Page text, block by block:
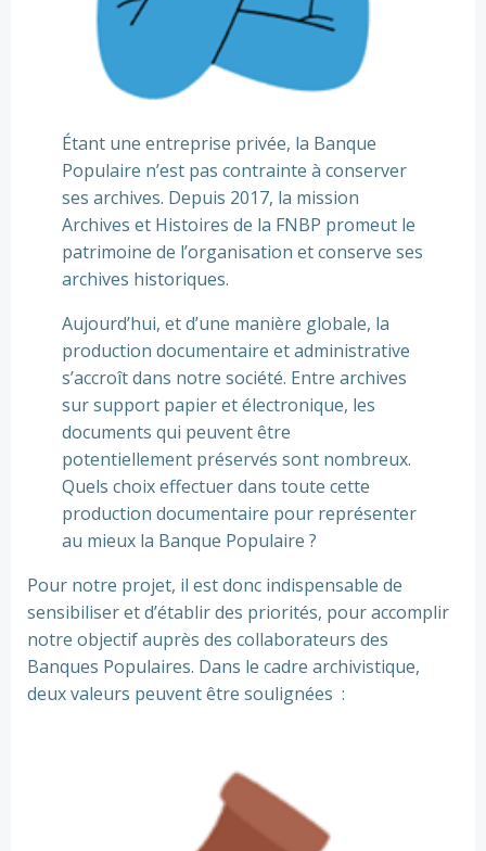
Étant une entreprise privée, la Banque
Populaire n’est pas contrainte à conserver
ses archives. Depuis 2017, la mission
Archives et Histoires de la FNBP promeut le
patrimoine de l’organisation et conserve ses
archives historiques.
Aujourd’hui, et d’une manière globale, la
production documentaire et administrative
s’accroît dans notre société. Entre archives
sur support papier et électronique, les
documents qui peuvent être
potentiellement préservés sont nombreux.
Quels choix effectuer dans toute cette
production documentaire pour représenter
au mieux la Banque Populaire ?
Pour notre projet, il est donc indispensable de
sensibiliser et d’établir des priorités, pour accomplir
notre objectif auprès des collaborateurs des
Banques Populaires. Dans le cadre archivistique,
deux valeurs peuvent être soulignées :